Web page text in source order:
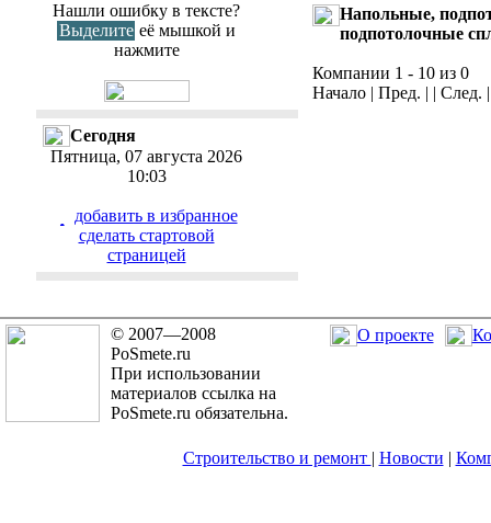
Нашли ошибку в тексте?
Выделите её мышкой и
нажмите
Сегодня
Пятница, 07 августа 2026
10:03
добавить в избранное
cделать стартовой
страницей
Напольные,
подпотолочные
Компании 1 - 10 из 0
Начало | Пред. | | След.
© 2007—2008
PoSmete.ru
При использовании
материалов ссылка на
PoSmete.ru обязательна.
О проекте
Строительство и ремонт | Новости |